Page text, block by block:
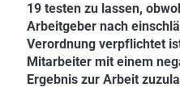
19 testen zu lassen,
Arbeitgeber nach
Verordnung verpflichtet
Mitarbeiter mit einem
Ergebnis zur Arbeit